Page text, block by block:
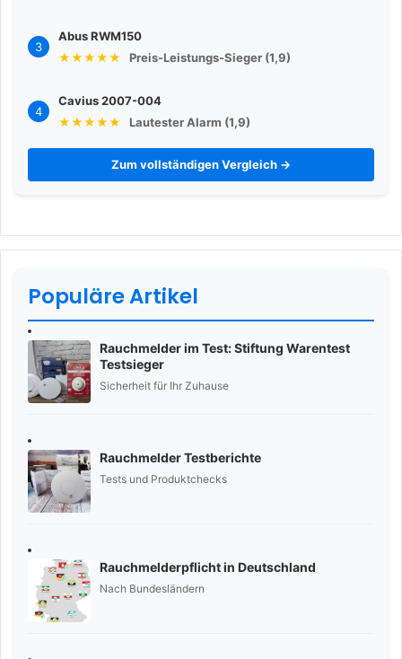
3
Abus RWM150
★★★★★
Preis-Leistungs-Sieger (1,9)
4
Cavius 2007-004
★★★★★
Lautester Alarm (1,9)
Zum vollständigen Vergleich →
Populäre Artikel
Rauchmelder im Test: Stiftung Warentest
Testsieger
Sicherheit für Ihr Zuhause
Rauchmelder Testberichte
Tests und Produktchecks
Rauchmelderpflicht in Deutschland
Nach Bundesländern